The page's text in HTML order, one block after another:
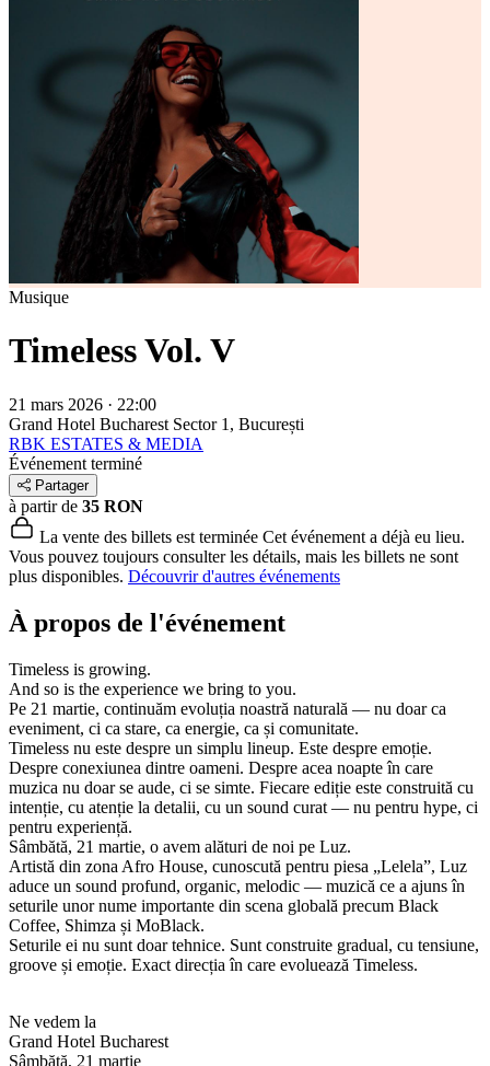
Musique
Timeless Vol. V
21 mars 2026 · 22:00
Grand Hotel Bucharest Sector 1, București
RBK ESTATES & MEDIA
Événement terminé
Partager
à partir de 35 RON
La vente des billets est terminée Cet événement a déjà eu lieu.
Vous pouvez toujours consulter les détails, mais les billets ne sont
plus disponibles. Découvrir d'autres événements
À propos de l'événement
Timeless is growing.
And so is the experience we bring to you.
Pe 21 martie, continuăm evoluția noastră naturală — nu doar ca
eveniment, ci ca stare, ca energie, ca și comunitate.
Timeless nu este despre un simplu lineup. Este despre emoție.
Despre conexiunea dintre oameni. Despre acea noapte în care
muzica nu doar se aude, ci se simte. Fiecare ediție este construită cu
intenție, cu atenție la detalii, cu un sound curat — nu pentru hype, ci
pentru experiență.
Sâmbătă, 21 martie, o avem alături de noi pe Luz.
Artistă din zona Afro House, cunoscută pentru piesa „Lelela”, Luz
aduce un sound profund, organic, melodic — muzică ce a ajuns în
seturile unor nume importante din scena globală precum Black
Coffee, Shimza și MoBlack.
Seturile ei nu sunt doar tehnice. Sunt construite gradual, cu tensiune,
groove și emoție. Exact direcția în care evoluează Timeless.
Ne vedem la
Grand Hotel Bucharest
Sâmbătă, 21 martie